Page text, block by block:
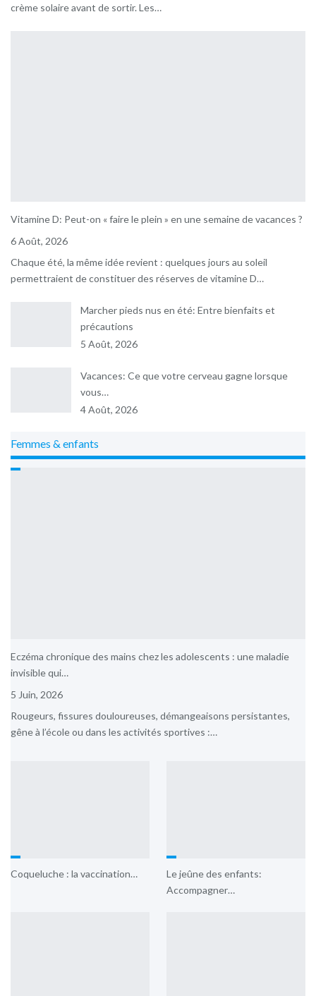
crème solaire avant de sortir. Les…
Vitamine D: Peut-on « faire le plein » en une semaine de vacances ?
6 Août, 2026
Chaque été, la même idée revient : quelques jours au soleil
permettraient de constituer des réserves de vitamine D…
Marcher pieds nus en été: Entre bienfaits et
précautions
5 Août, 2026
Vacances: Ce que votre cerveau gagne lorsque
vous…
4 Août, 2026
Femmes & enfants
Eczéma chronique des mains chez les adolescents : une maladie
invisible qui…
5 Juin, 2026
Rougeurs, fissures douloureuses, démangeaisons persistantes,
gêne à l’école ou dans les activités sportives :…
Coqueluche : la vaccination…
Le jeûne des enfants:
Accompagner…